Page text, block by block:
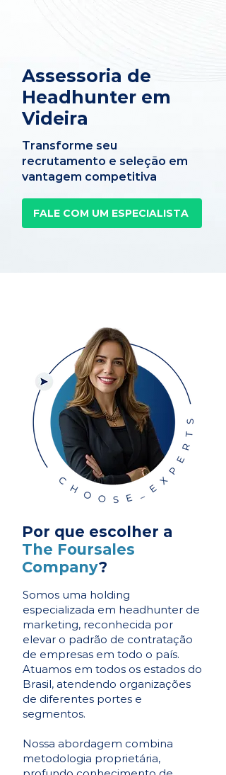
Assessoria de
Headhunter em
Videira
Transforme seu
recrutamento e seleção em
vantagem competitiva
FALE COM UM ESPECIALISTA
Por que escolher a
The Foursales
Company?
Somos uma holding
especializada em headhunter de
marketing, reconhecida por
elevar o padrão de contratação
de empresas em todo o país.
Atuamos em todos os estados do
Brasil, atendendo organizações
de diferentes portes e
segmentos.
Nossa abordagem combina
metodologia proprietária,